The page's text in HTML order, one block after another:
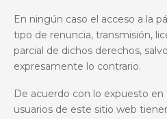
En ningún caso el acceso a la
tipo de renuncia, transmisión,
parcial de dichos derechos,
expresamente lo contrario.
De acuerdo con lo expuesto en
usuarios de este sitio web